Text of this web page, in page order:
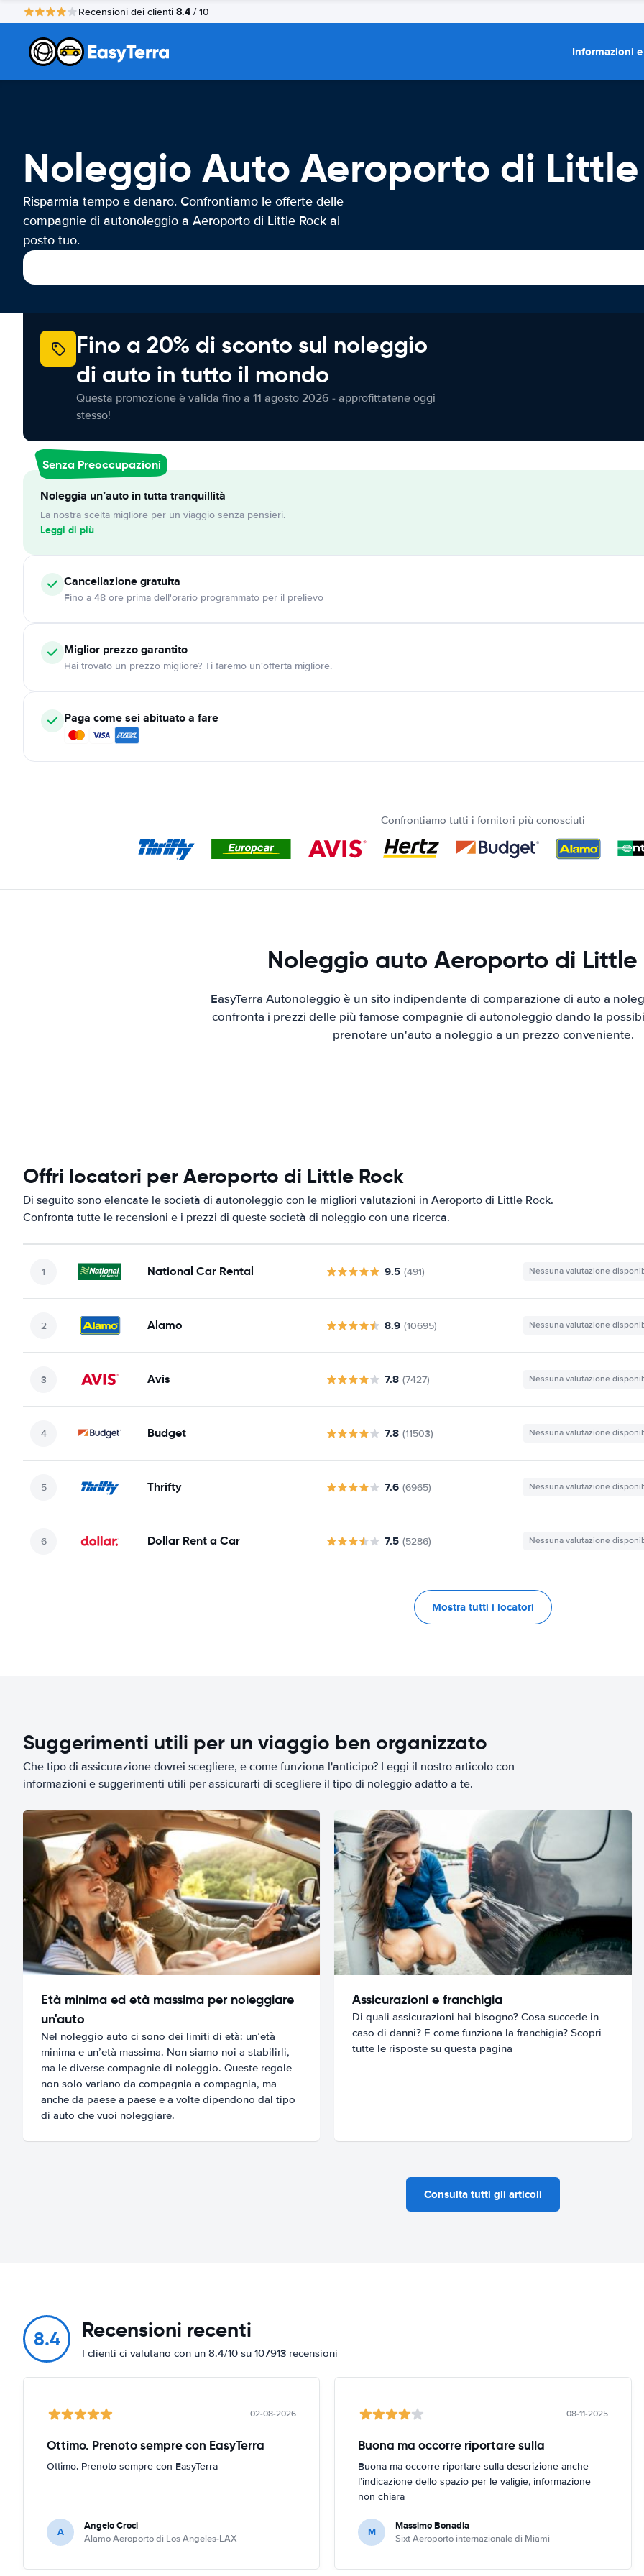
Recensioni dei clienti 8.4 / 10
Informazioni
Noleggio Auto Aeroporto di Little
Risparmia tempo e denaro. Confrontiamo le offerte delle
compagnie di autonoleggio a Aeroporto di Little Rock al
posto tuo.
Fino a 20% di sconto sul noleggio
di auto in tutto il mondo
Questa promozione è valida fino a 11 agosto 2026 - approfittatene oggi
stesso!
Senza Preoccupazioni
Noleggia un’auto in tutta tranquillità
La nostra scelta migliore per un viaggio senza pensieri.
Leggi di più
Cancellazionegratuita
Fino a 48 ore prima dell'orario programmato per il prelievo
Miglior prezzo garantito
Hai trovato un prezzo migliore? Ti faremo un'offerta migliore.
Paga come sei abituato a fare
Confrontiamo tutti i fornitori più conosciuti
Noleggio auto Aeroporto di Little
EasyTerra Autonoleggio è un sito indipendente di comparazione di auto a
confronta i prezzi delle più famose compagnie di autonoleggio dando la
prenotare un'auto a noleggio a un prezzo conveniente.
Offri locatori per Aeroporto di Little Rock
Di seguito sono elencate le società di autonoleggio con le migliori valutazioni in Aeroporto di Little Rock.
Confronta tutte le recensioni e i prezzi di queste società di noleggio con una ricerca.
National Car Rental 9.5 (491) Nessuna valutazione
Alamo 8.9 (10695) Nessuna valutazione
Avis 7.8 (7427) Nessuna valutazione
Budget 7.8 (11503) Nessuna valutazione
Thrifty 7.6 (6965) Nessuna valutazione
Dollar Rent a Car 7.5 (5286) Nessuna valutazione
Mostra tutti i locatori
Suggerimenti utili per un viaggio ben organizzato
Che tipo di assicurazione dovrei scegliere, e come funziona l'anticipo? Leggi il nostro articolo con
informazioni e suggerimenti utili per assicurarti di scegliere il tipo di noleggio adatto a te.
Età minima ed età massima per noleggiare
un'auto
Nel noleggio auto ci sono dei limiti di età: un’età
minima e un’età massima. Non siamo noi a stabilirli,
ma le diverse compagnie di noleggio. Queste regole
non solo variano da compagnia a compagnia, ma
anche da paese a paese e a volte dipendono dal tipo
di auto che vuoi noleggiare.
Assicurazioni e franchigia
Di quali assicurazioni hai bisogno? Cosa succede in
caso di danni? E come funziona la franchigia? Scopri
tutte le risposte su questa pagina
Consulta tutti gli articoli
8.4 Recensioni recenti
I clienti ci valutano con un 8.4/10 su 107913 recensioni
02-08-2026
Ottimo. Prenoto sempre con EasyTerra
Ottimo. Prenoto sempre con EasyTerra
A Angelo Croci
Alamo Aeroporto di Los Angeles-LAX
08-11-2025
Buona ma occorre riportare sulla
Buona ma occorre riportare sulla descrizione anche
l’indicazione dello spazio per le valigie, informazione
non chiara
M Massimo Bonadia
Sixt Aeroporto internazionale di Miami